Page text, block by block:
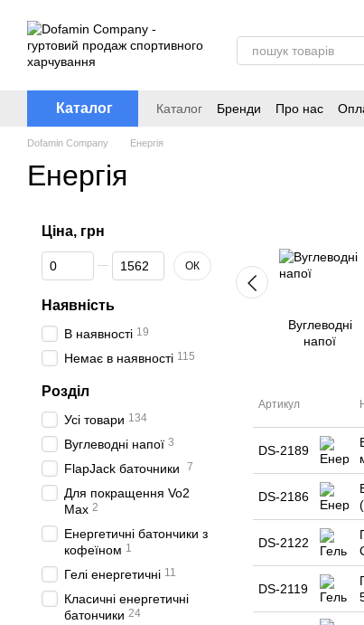
Каталог Каталог Бренди Про нас
Dofamin Company Енергія
Енергія
Вуглеводні
напої
Артикул
DS-2189
DS-2186
DS-2122
DS-2119
Ціна, грн
Від Ціна, грн
До Ціна, грн ОК
Наявність
В наявності 19
Немає в наявності 115
Розділ
Усі товари 134
Вуглеводні напої 3
FlapJack баточники 7
Для покращення Vo2
Max 2
Енергетичні батончики з
кофеїном 1
Гелі енергетичні 11
Класичні енергетичні
батончики 24